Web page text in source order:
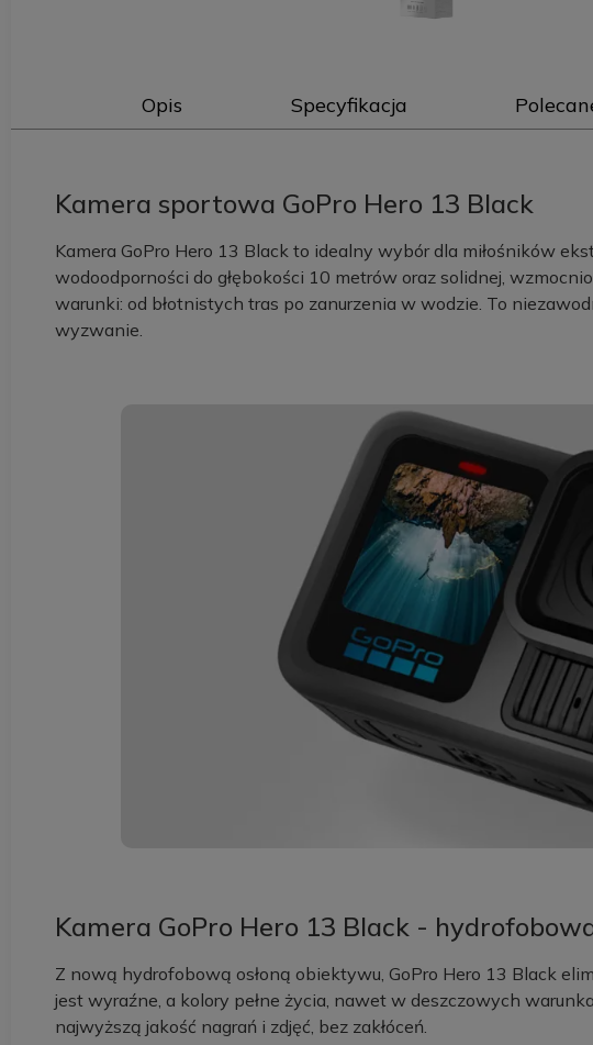
Opis Specyfikacja
Kamera sportowa GoPro Hero 13 Black
Kamera GoPro Hero 13 Black to idealny wybór dla miłośników
wodoodporności do głębokości 10 metrów oraz solidnej,
warunki: od błotnistych tras po zanurzenia w wodzie. To
wyzwanie.
Kamera GoPro Hero 13 Black -
Z nową hydrofobową osłoną obiektywu, GoPro Hero 13 Black
jest wyraźne, a kolory pełne życia, nawet w deszczowych
najwyższą jakość nagrań i zdjęć, bez zakłóceń.